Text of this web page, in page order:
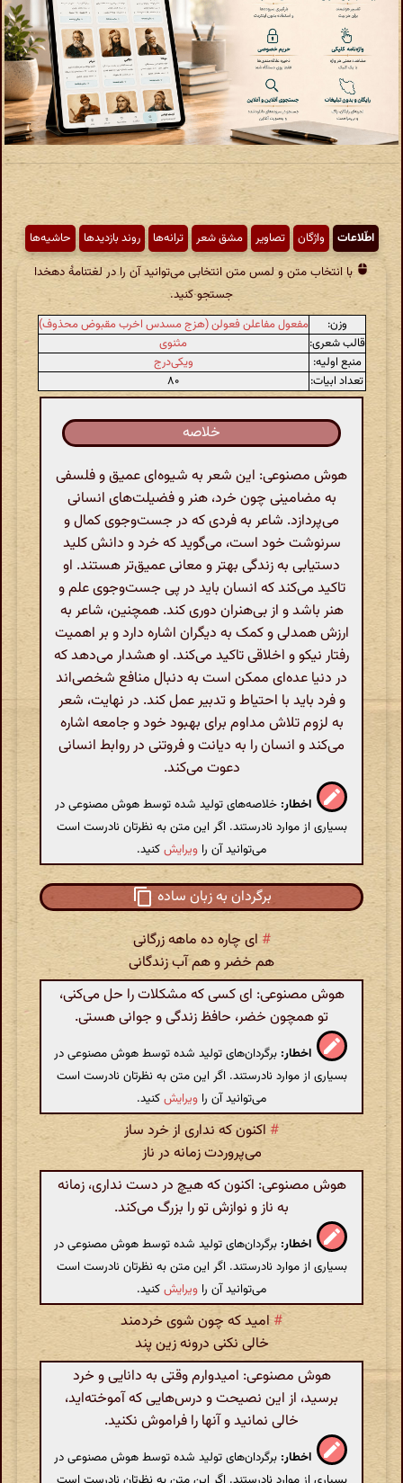
اطّلاعات واژگان تصاویر مشق شعر ترانه‌ها روند بازدیدها حاشیه‌ها
با انتخاب متن و لمس متن انتخابی می‌توانید آن را در لغتنامهٔ دهخدا
جستجو کنید.
وزن:
مفعول مفاعلن فعولن (هزج مسدس اخرب مقبوض محذوف)
قالب شعری:
مثنوی
منبع اولیه:
ویکی‌درج
تعداد ابیات:
۸۰
خلاصه
هوش مصنوعی: این شعر به شیوه‌ای عمیق و فلسفی
به مضامینی چون خرد، هنر و فضیلت‌های انسانی
می‌پردازد. شاعر به فردی که در جست‌وجوی کمال و
سرنوشت خود است، می‌گوید که خرد و دانش کلید
دستیابی به زندگی بهتر و معانی عمیق‌تر هستند. او
تاکید می‌کند که انسان باید در پی جست‌وجوی علم و
هنر باشد و از بی‌هنران دوری کند. همچنین، شاعر به
ارزش همدلی و کمک به دیگران اشاره دارد و بر اهمیت
رفتار نیکو و اخلاقی تاکید می‌کند. او هشدار می‌دهد که
در دنیا عده‌ای ممکن است به دنبال منافع شخصی‌اند
و فرد باید با احتیاط و تدبیر عمل کند. در نهایت، شعر
به لزوم تلاش مداوم برای بهبود خود و جامعه اشاره
می‌کند و انسان را به دیانت و فروتنی در روابط انسانی
دعوت می‌کند.
اخطار: خلاصه‌های تولید شده توسط هوش مصنوعی در
بسیاری از موارد نادرستند. اگر این متن به نظرتان نادرست است
می‌توانید آن را ویرایشکنید.
برگردان به زبان ساده
# ای چاره ده‌ ماهه زرگانی
هم خضر و هم آب زندگانی
هوش مصنوعی: ای کسی که مشکلات را حل می‌کنی،
تو همچون خضر، حافظ زندگی و جوانی هستی.
اخطار: برگردان‌های تولید شده توسط هوش مصنوعی در
بسیاری از موارد نادرستند. اگر این متن به نظرتان نادرست است
می‌توانید آن را ویرایشکنید.
# اکنون که نداری از خرد ساز
می‌پروردت زمانه در ناز
هوش مصنوعی: اکنون که هیچ در دست نداری، زمانه
به ناز و نوازش تو را بزرگ می‌کند.
اخطار: برگردان‌های تولید شده توسط هوش مصنوعی در
بسیاری از موارد نادرستند. اگر این متن به نظرتان نادرست است
می‌توانید آن را ویرایشکنید.
#امید که چون شوی خردمند
خالی نکنی درونه زین پند
هوش مصنوعی: امیدوارم وقتی به دانایی و خرد
برسید، از این نصیحت و درس‌هایی که آموخته‌اید،
خالی نمانید و آنها را فراموش نکنید.
اخطار: برگردان‌های تولید شده توسط هوش مصنوعی در